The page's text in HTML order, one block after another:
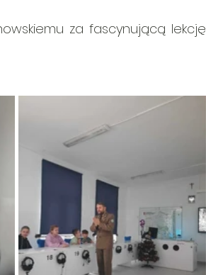
za fascynującą lekcję